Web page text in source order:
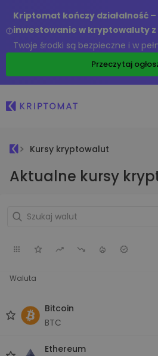
Kriptomat kończy działalność
inwestowanie w kryptowaluty z
Twoje środki są bezpieczne i w
Przeczytaj
Kursy kryptowalut
Aktualne kursy
Waluta
Bitcoin
BTC
Ethereum